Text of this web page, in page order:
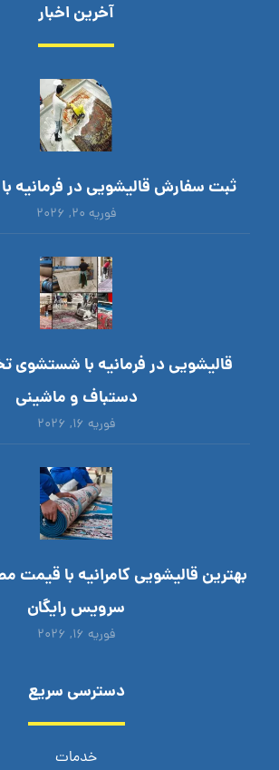
آخرین اخبار
ثبت سفارش قالیشویی در فرمانیه
فوریه ۲۰, ۲۰۲۶
قالیشویی در فرمانیه با
دستباف و ماشینی
فوریه ۱۶, ۲۰۲۶
بهترین قالیشویی کامرانیه با قیمت
سرویس رایگان
فوریه ۱۶, ۲۰۲۶
دسترسی سریع
خدمات